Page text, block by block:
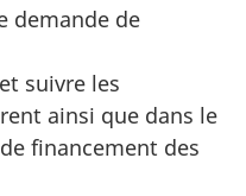
demande de
suivre les
ainsi que dans le
financement des